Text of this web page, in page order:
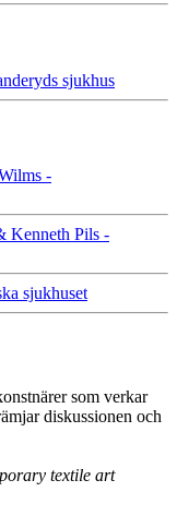
sjukhus
-
Kenneth Pils -
sjukhuset
som verkar
diskussionen och
textile art